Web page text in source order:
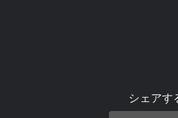
シェアす